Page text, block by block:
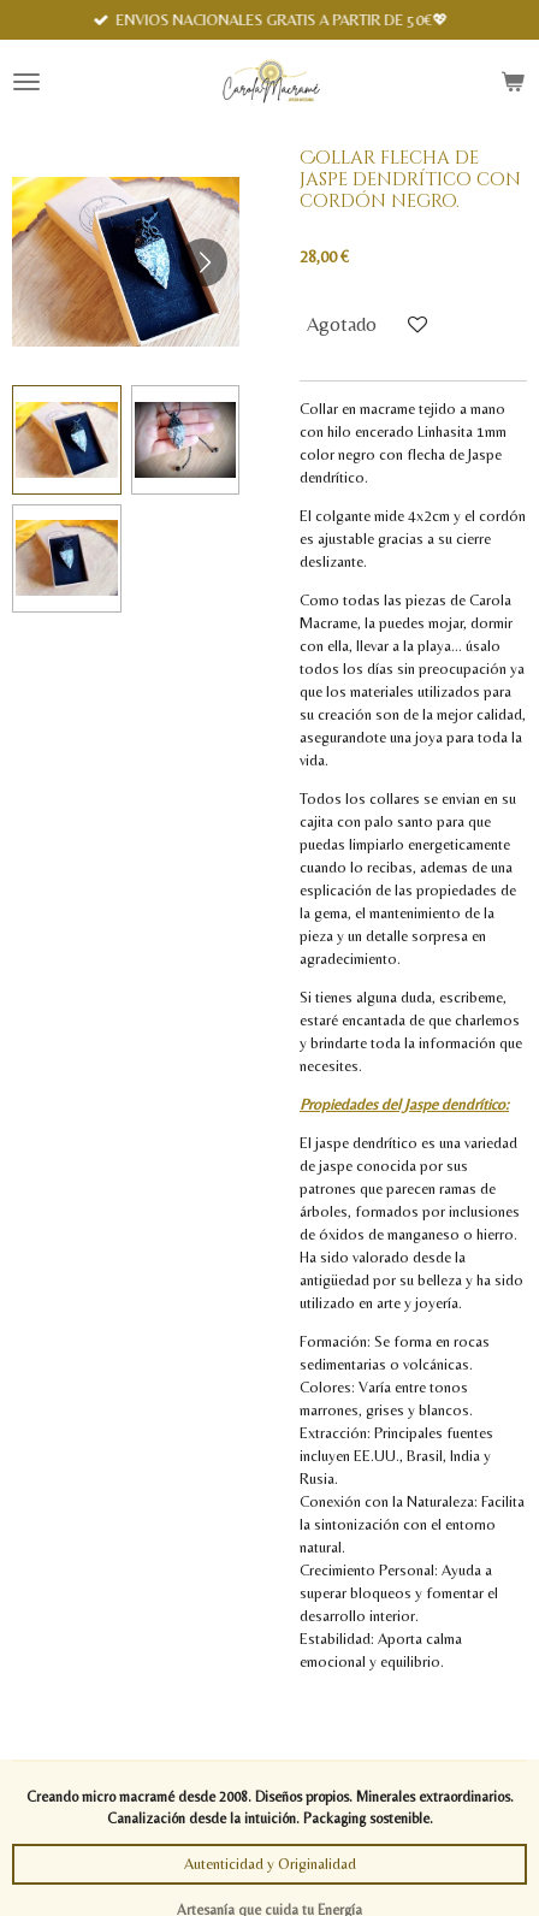
al
principal
ENVIOS NACIONALES GRATIS A PARTIR DE 50€💖
Collar flecha de
jaspe dendrítico con
cordón negro.
28,00 €
Agotado
Collar en macrame tejido a mano
con hilo encerado Linhasita 1mm
color negro con flecha de Jaspe
dendrítico.
El colgante mide 4x2cm y el cordón
es ajustable gracias a su cierre
deslizante.
Como todas las piezas de Carola
Macrame, la puedes mojar, dormir
con ella, llevar a la playa... úsalo
todos los días sin preocupación ya
que los materiales utilizados para
su creación son de la mejor calidad,
asegurandote una joya para toda la
vida.
Todos los collares se envian en su
cajita con palo santo para que
puedas limpiarlo energeticamente
cuando lo recibas, ademas de una
esplicación de las propiedades de
la gema, el mantenimiento de la
pieza y un detalle sorpresa en
agradecimiento.
Si tienes alguna duda, escribeme,
estaré encantada de que charlemos
y brindarte toda la información que
necesites.
Propiedades del Jaspe dendrítico:
El jaspe dendrítico es una variedad
de jaspe conocida por sus
patrones que parecen ramas de
árboles, formados por inclusiones
de óxidos de manganeso o hierro.
Ha sido valorado desde la
antigüedad por su belleza y ha sido
utilizado en arte y joyería.
Formación: Se forma en rocas
sedimentarias o volcánicas.
Colores: Varía entre tonos
marrones, grises y blancos.
Extracción: Principales fuentes
incluyen EE.UU., Brasil, India y
Rusia.
Conexión con la Naturaleza: Facilita
la sintonización con el entorno
natural.
Crecimiento Personal: Ayuda a
superar bloqueos y fomentar el
desarrollo interior.
Estabilidad: Aporta calma
emocional y equilibrio.
Creando micro macramé desde 2008. Diseños propios. Minerales extraordinarios.
Canalización desde la intuición. Packaging sostenible.
Autenticidad y Originalidad
Spanish
Artesanía que cuida tu Energía